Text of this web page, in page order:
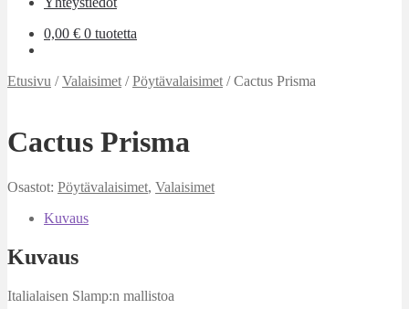
0,00 € 0 tuotetta
Etusivu /Valaisimet /Pöytävalaisimet /Cactus Prisma
Cactus Prisma
Osastot: Pöytävalaisimet, Valaisimet
Kuvaus
Kuvaus
Italialaisen Slamp:n mallistoa